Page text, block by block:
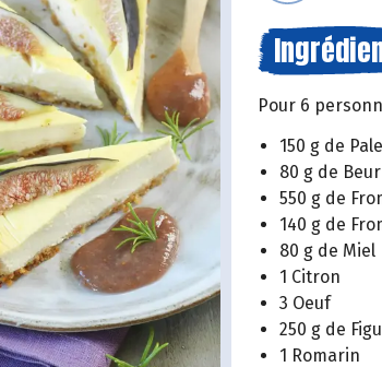
Pour 6
150 g de
80 g de
550 g de
140 g de
80 g de Miel
1 Citron
3 Oeuf
250 g de
1 Romarin